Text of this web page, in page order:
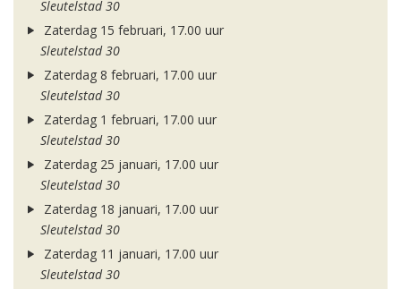
Sleutelstad 30
Zaterdag 15 februari, 17.00 uur
Sleutelstad 30
Zaterdag 8 februari, 17.00 uur
Sleutelstad 30
Zaterdag 1 februari, 17.00 uur
Sleutelstad 30
Zaterdag 25 januari, 17.00 uur
Sleutelstad 30
Zaterdag 18 januari, 17.00 uur
Sleutelstad 30
Zaterdag 11 januari, 17.00 uur
Sleutelstad 30